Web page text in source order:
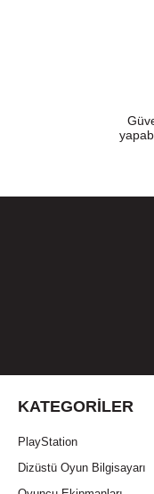
KATEGORILER
PlayStation
Dizüstü Oyun Bilgisayarı